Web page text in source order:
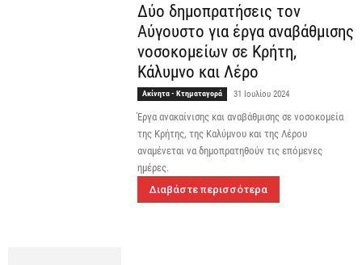
Δύο δημοπρατήσεις τον
Αύγουστο για έργα αναβάθμισης
νοσοκομείων σε Κρήτη,
Κάλυμνο και Λέρο
Ακίνητα - Κτηματαγορά 31 Ιουλίου 2024
Έργα ανακαίνισης και αναβάθμισης σε νοσοκομεία
της Κρήτης, της Καλύμνου και της Λέρου
αναμένεται να δημοπρατηθούν τις επόμενες
ημέρες.
Διαβάστε περισσότερα